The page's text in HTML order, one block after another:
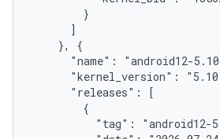
        }
      ]
    }, {
"name": "android12-
"kernel_version":
      "releases": [
        {
"tag": "android12-